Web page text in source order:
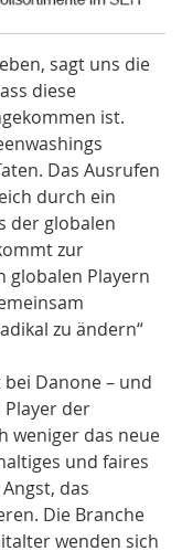
sagt uns die
diese
ist.
Das Ausrufen
durch ein
der globalen
zur
globalen Playern
zu ändern“
Danone – und
der
weniger das neue
und faires
das
Die Branche
wenden sich